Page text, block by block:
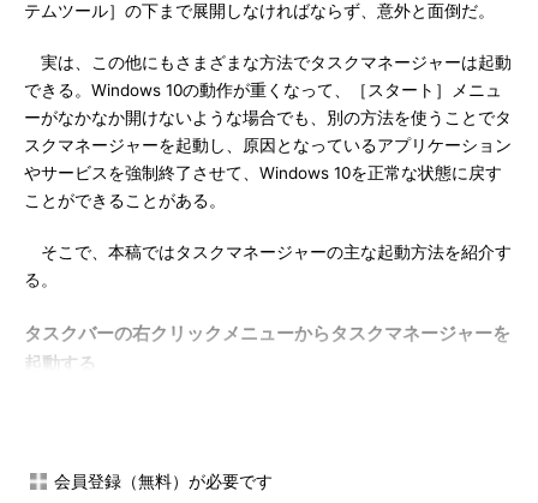
テムツール］の下まで展開しなければならず、意外と面倒だ。
実は、この他にもさまざまな方法でタスクマネージャーは起動
できる。Windows 10の動作が重くなって、［スタート］メニュ
ーがなかなか開けないような場合でも、別の方法を使うことでタ
スクマネージャーを起動し、原因となっているアプリケーション
やサービスを強制終了させて、Windows 10を正常な状態に戻す
ことができることがある。
そこで、本稿ではタスクマネージャーの主な起動方法を紹介す
る。
タスクバーの右クリックメニューからタスクマネージャーを
起動する
択する方法が紹介されることが多い。
会員登録（無料）が必要です